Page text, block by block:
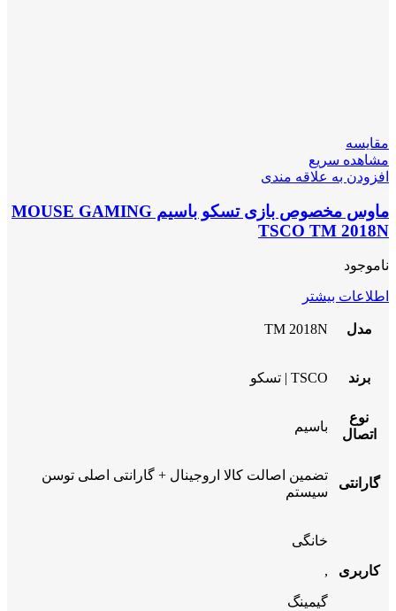
مقایسه
مشاهده سریع
افزودن به علاقه مندی
ماوس مخصوص بازی تسکو باسیم MOUSE GAMING
TSCO TM 2018N
ناموجود
اطلاعات بیشتر
مدل TM 2018N
برند TSCO | تسکو
نوع
اتصال
باسیم
گارانتی
تضمین اصالت کالا اروجینال + گارانتی اصلی توسن
سیستم
کاربری
خانگی
,
گیمینگ